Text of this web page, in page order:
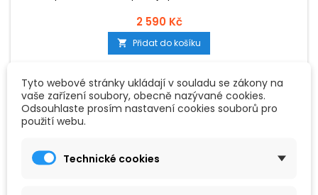
2 590 Kč
 Přidat do košíku
Oblíbené
Tyto webové stránky ukládají v souladu se zákony na
vaše zařízení soubory, obecně nazývané cookies.
Odsouhlaste prosím nastavení cookies souborů pro
použití webu.
Technické cookies